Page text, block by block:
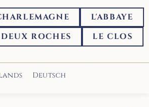
L'ABBAYE
ROCHES
LE CLOS
Deutsch